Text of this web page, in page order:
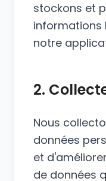
stockons et
informations
notre
2.
Nous
données
et
de données